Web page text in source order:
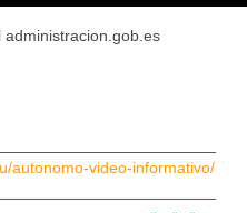
autonomo-video-informativo/